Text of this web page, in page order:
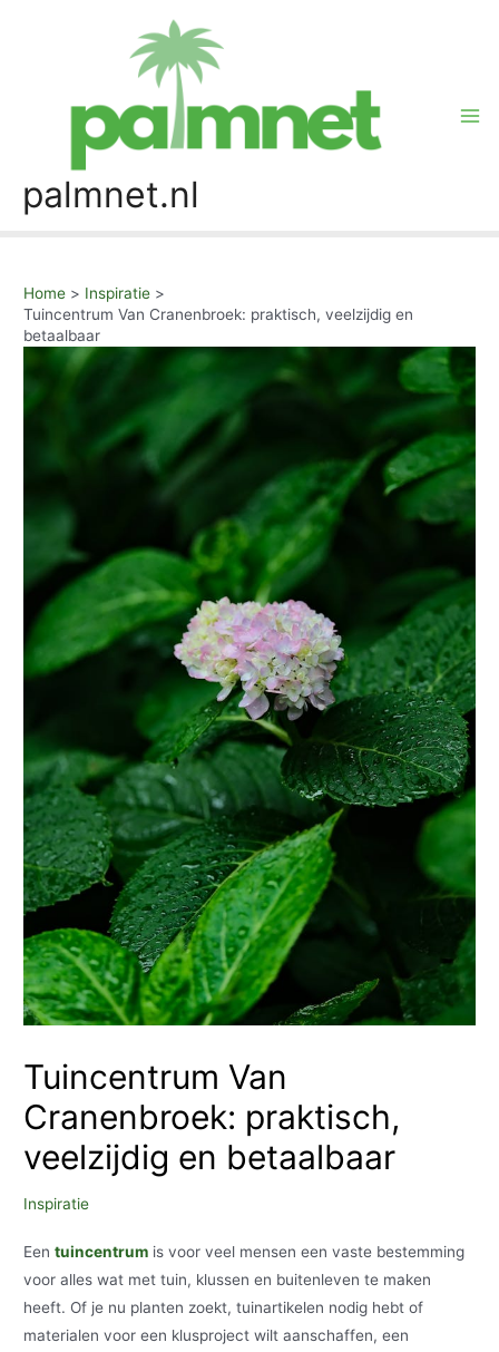
palmnet.nl
Home
Inspiratie
Tuincentrum Van Cranenbroek: praktisch, veelzijdig en
betaalbaar
Tuincentrum Van
Cranenbroek: praktisch,
veelzijdig en betaalbaar
Inspiratie
Eentuincentrum is voor veel mensen een vaste bestemming
voor alles wat met tuin, klussen en buitenleven te maken
heeft. Of je nu planten zoekt, tuinartikelen nodig hebt of
materialen voor een klusproject wilt aanschaffen, een